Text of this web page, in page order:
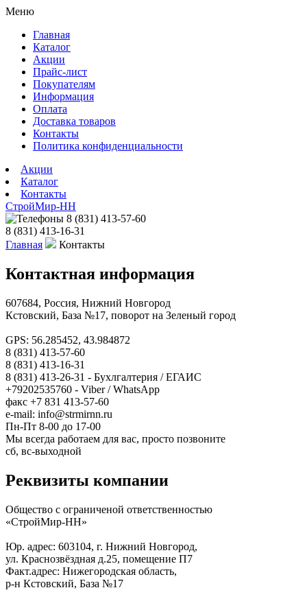
Меню
Главная
Каталог
Акции
Прайс-лист
Покупателям
Информация
Оплата
Доставка товаров
Контакты
Политика конфиденциальности
Акции
Каталог
Контакты
СтройМир-НН
8 (831) 413-57-60
8 (831) 413-16-31
Главная
Контакты
Контактная информация
607684, Россия, Нижний Новгород
Кстовский, База №17, поворот на Зеленый город
GPS: 56.285452, 43.984872
8 (831) 413-57-60
8 (831) 413-16-31
8 (831) 413-26-31 - Бухлгалтерия / ЕГАИС
+79202535760 - Viber / WhatsApp
факс +7 831 413-57-60
e-mail: info@strmirnn.ru
Пн-Пт 8-00 до 17-00
Мы всегда работаем для вас, просто позвоните
сб, вс-выходной
Реквизиты компании
Общество с ограниченой ответственностью
«СтройМир-НН»
Юр. адрес: 603104, г. Нижний Новгород,
ул. Краснозвёздная д.25, помещение П7
Факт.адрес: Нижегородская область,
р-н Кстовский, База №17